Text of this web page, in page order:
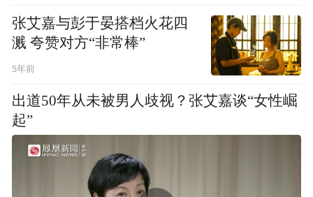
张艾嘉与彭于晏搭档火花四
溅 夸赞对方“非常棒”
5年前
出道50年从未被男人歧视？张艾嘉谈“女性崛
起”